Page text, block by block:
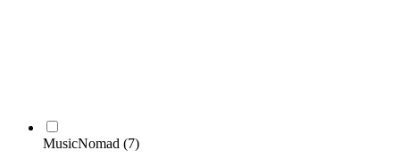
MusicNomad (7)